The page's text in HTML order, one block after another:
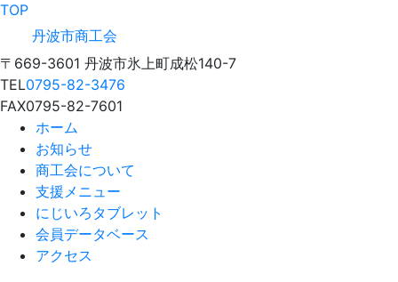
TOP
丹波市商工会
〒669-3601 丹波市氷上町成松140-7
TEL0795-82-3476
FAX0795-82-7601
ホーム
お知らせ
商工会について
支援メニュー
にじいろタブレット
会員データベース
アクセス